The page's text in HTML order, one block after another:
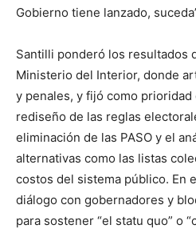
Gobierno tiene lanzado,
Santilli ponderó los resultados
Ministerio del Interior, donde
y penales, y fijó como prioridad
rediseño de las reglas
eliminación de las PASO y el
alternativas como las listas
costos del sistema público. En
diálogo con gobernadores y
para sostener “el statu quo” o